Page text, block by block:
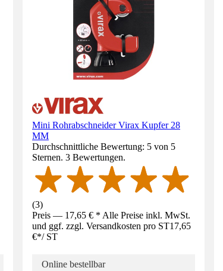
Mini Rohrabschneider Virax Kupfer 28
MM
Durchschnittliche Bewertung: 5 von 5
Sternen. 3 Bewertungen.
(3)
Preis — 17,65 € * Alle Preise inkl. MwSt.
und ggf. zzgl. Versandkosten pro ST17,65
€*/ ST
Online bestellbar